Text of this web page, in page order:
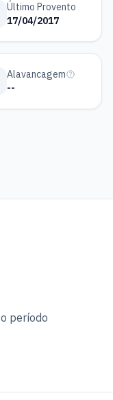
Último Provento
17/04/2017
Alavancagem
--
período